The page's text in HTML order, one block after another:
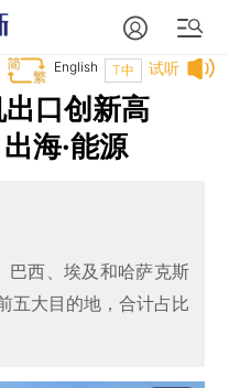
试听
T中
English
口创新高
海·能源
巴西、埃及和哈萨克斯
五大目的地，合计占比